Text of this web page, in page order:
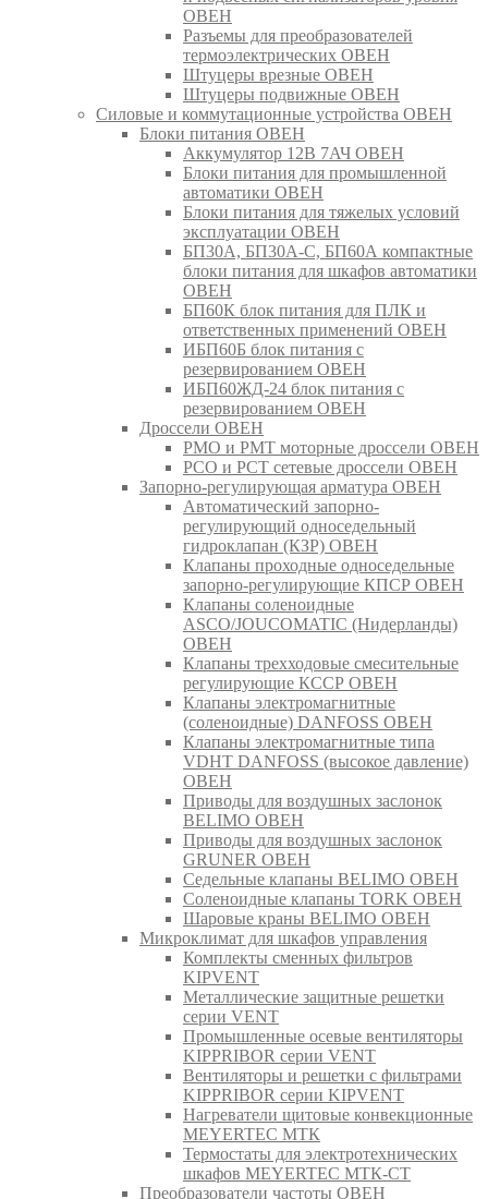
ОВЕН
Разъемы для преобразователей
термоэлектрических ОВЕН
Штуцеры врезные ОВЕН
Штуцеры подвижные ОВЕН
Силовые и коммутационные устройства ОВЕН
Блоки питания ОВЕН
Аккумулятор 12В 7АЧ ОВЕН
Блоки питания для промышленной
автоматики ОВЕН
Блоки питания для тяжелых условий
эксплуатации ОВЕН
БП30А, БП30А-С, БП60А компактные
блоки питания для шкафов автоматики
ОВЕН
БП60К блок питания для ПЛК и
ответственных применений ОВЕН
ИБП60Б блок питания с
резервированием ОВЕН
ИБП60ЖД-24 блок питания с
резервированием ОВЕН
Дроссели ОВЕН
РМО и РМТ моторные дроссели ОВЕН
РСО и РСТ сетевые дроссели ОВЕН
Запорно-регулирующая арматура ОВЕН
Автоматический запорно-
регулирующий односедельный
гидроклапан (КЗР) ОВЕН
Клапаны проходные односедельные
запорно-регулирующие КПСР ОВЕН
Клапаны соленоидные
ASCO/JOUCOMATIC (Нидерланды)
ОВЕН
Клапаны трехходовые смесительные
регулирующие КССР ОВЕН
Клапаны электромагнитные
(соленоидные) DANFOSS ОВЕН
Клапаны электромагнитные типа
VDHT DANFOSS (высокое давление)
ОВЕН
Приводы для воздушных заслонок
BELIMO ОВЕН
Приводы для воздушных заслонок
GRUNER ОВЕН
Седельные клапаны BELIMO ОВЕН
Соленоидные клапаны TORK ОВЕН
Шаровые краны BELIMO ОВЕН
Микроклимат для шкафов управления
Комплекты сменных фильтров
KIPVENT
Металлические защитные решетки
серии VENT
Промышленные осевые вентиляторы
KIPPRIBOR серии VENT
Вентиляторы и решетки с фильтрами
KIPPRIBOR серии KIPVENT
Нагреватели щитовые конвекционные
MEYERTEC МТК
Термостаты для электротехнических
шкафов MEYERTEC МТК-СТ
Преобразователи частоты ОВЕН